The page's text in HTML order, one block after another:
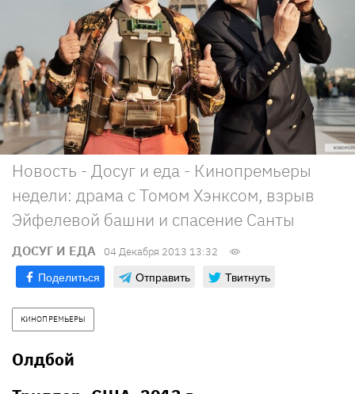
Новость - Досуг и еда - Кинопремьеры
недели: драма с Томом Хэнксом, взрыв
Эйфелевой башни и спасение Санты
ДОСУГ И ЕДА 04 Декабря 2013 13:32
Поделиться Отправить Твитнуть
КИНОПРЕМЬЕРЫ
Олдбой